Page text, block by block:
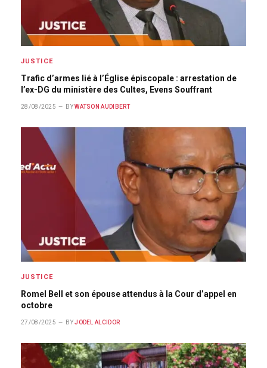
JUSTICE
Trafic d’armes lié à l’Église épiscopale : arrestation de
l’ex-DG du ministère des Cultes, Evens Souffrant
28/08/2025 BY WATSON AUDIBERT
JUSTICE
Romel Bell et son épouse attendus à la Cour d’appel en
octobre
27/08/2025 BY JODEL ALCIDOR